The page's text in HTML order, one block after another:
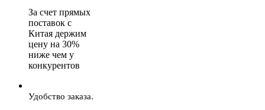
За счет прямых
поставок с
Китая держим
цену на 30%
ниже чем у
конкурентов
Удобство заказа.